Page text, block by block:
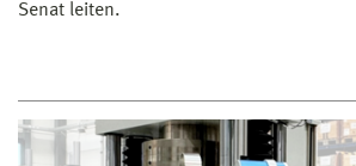
Senat leiten.